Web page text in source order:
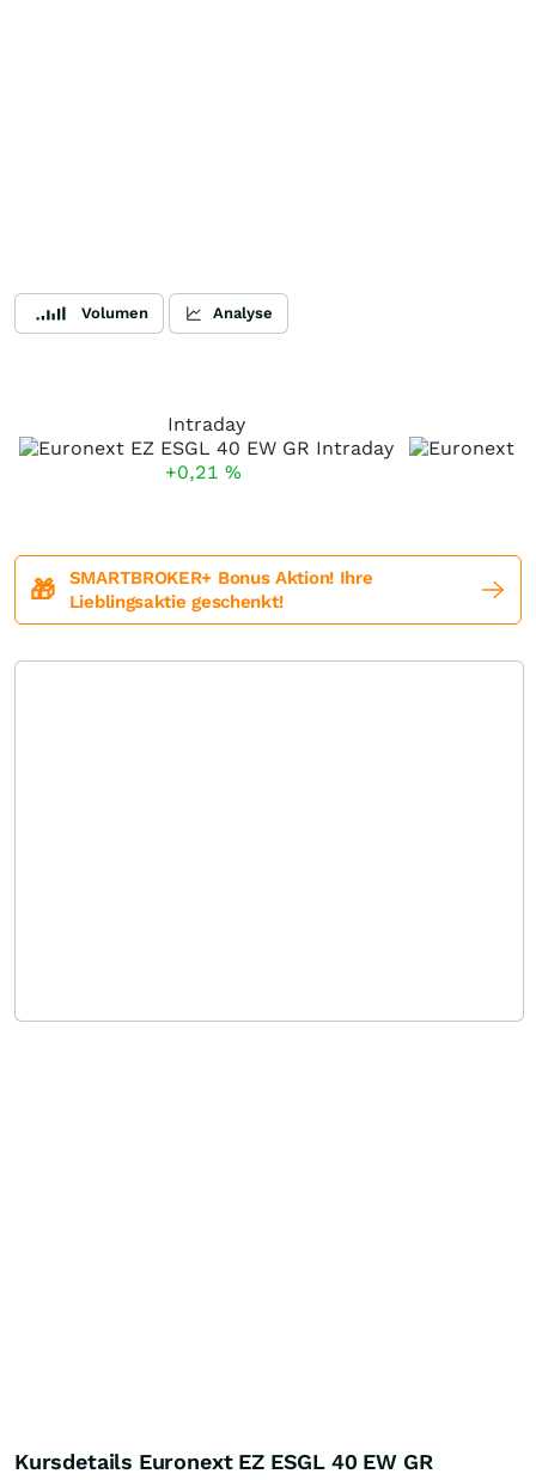
Volumen Analyse
Intraday
+0,21 %
🎁
SMARTBROKER+ Bonus Aktion! Ihre
Lieblingsaktie geschenkt!
Kursdetails Euronext EZ ESGL 40 EW GR